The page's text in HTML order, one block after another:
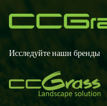
Исследуйте наши бренды